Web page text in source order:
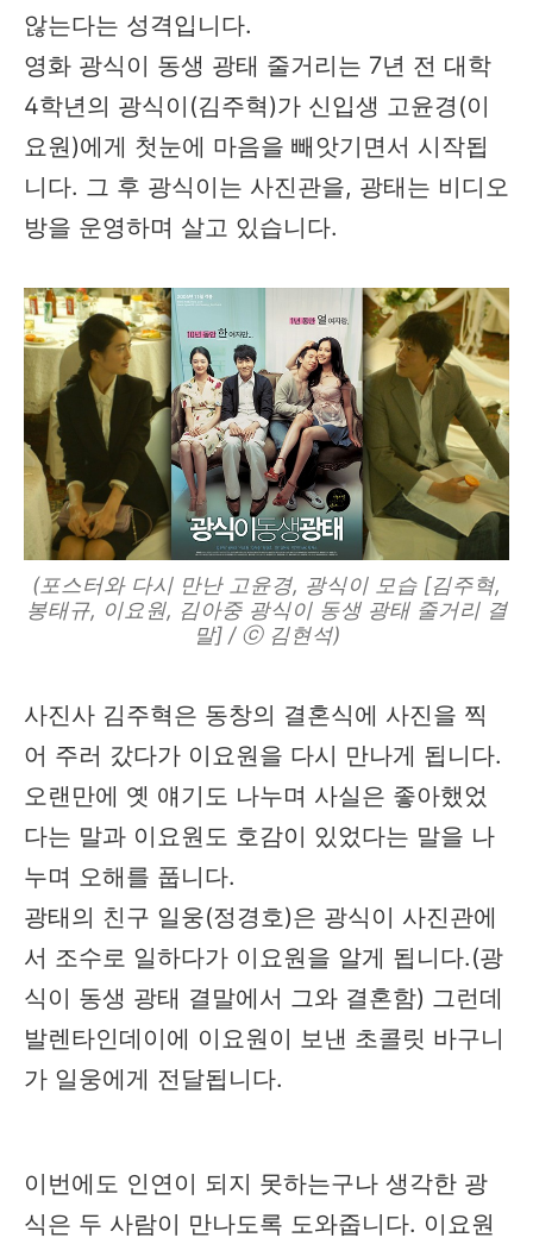
않는다는 성격입니다.
영화 광식이 동생 광태 줄거리는 7년 전 대학
4학년의 광식이(김주혁)가 신입생 고윤경(이
요원)에게 첫눈에 마음을 빼앗기면서 시작됩
니다. 그 후 광식이는 사진관을, 광태는 비디오
방을 운영하며 살고 있습니다.
(포스터와 다시 만난 고윤경, 광식이 모습 [김주혁,
봉태규, 이요원, 김아중 광식이 동생 광태 줄거리 결
말] / ⓒ 김현석)
사진사 김주혁은 동창의 결혼식에 사진을 찍
어 주러 갔다가 이요원을 다시 만나게 됩니다.
오랜만에 옛 얘기도 나누며 사실은 좋아했었
다는 말과 이요원도 호감이 있었다는 말을 나
누며 오해를 풉니다.
광태의 친구 일웅(정경호)은 광식이 사진관에
서 조수로 일하다가 이요원을 알게 됩니다.(광
식이 동생 광태 결말에서 그와 결혼함) 그런데
발렌타인데이에 이요원이 보낸 초콜릿 바구니
가 일웅에게 전달됩니다.
이번에도 인연이 되지 못하는구나 생각한 광
식은 두 사람이 만나도록 도와줍니다. 이요원